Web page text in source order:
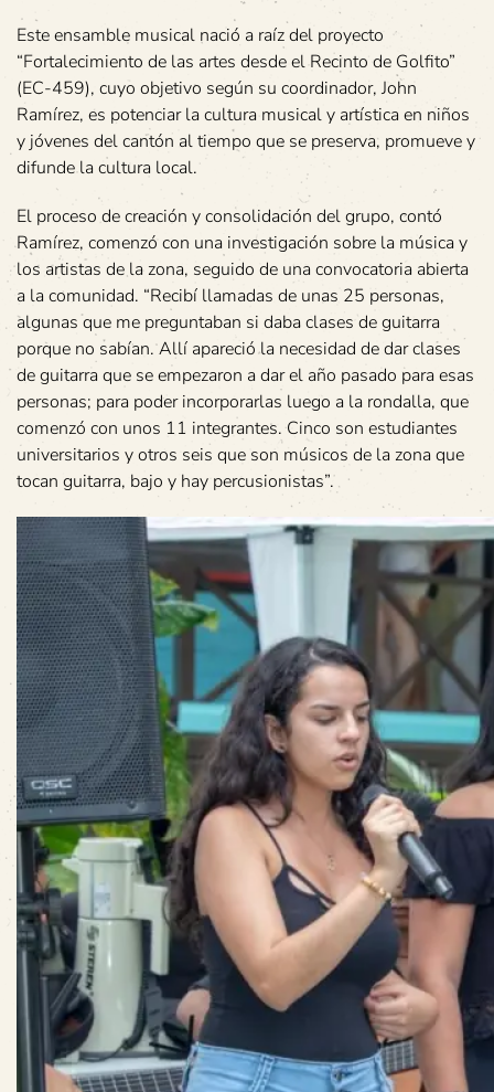
Este ensamble musical nació a raíz del proyecto
“Fortalecimiento de las artes desde el Recinto de Golfito”
(EC-459), cuyo objetivo según su coordinador, John
Ramírez, es potenciar la cultura musical y artística en niños
y jóvenes del cantón al tiempo que se preserva, promueve y
difunde la cultura local.
El proceso de creación y consolidación del grupo, contó
Ramírez, comenzó con una investigación sobre la música y
los artistas de la zona, seguido de una convocatoria abierta
a la comunidad. “Recibí llamadas de unas 25 personas,
algunas que me preguntaban si daba clases de guitarra
porque no sabían. Allí apareció la necesidad de dar clases
de guitarra que se empezaron a dar el año pasado para esas
personas; para poder incorporarlas luego a la rondalla, que
comenzó con unos 11 integrantes. Cinco son estudiantes
universitarios y otros seis que son músicos de la zona que
tocan guitarra, bajo y hay percusionistas”.